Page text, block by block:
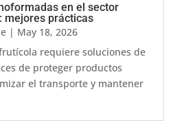
en el sector
mejores prácticas
| May 18, 2026
requiere soluciones de
de proteger productos
el transporte y mantener